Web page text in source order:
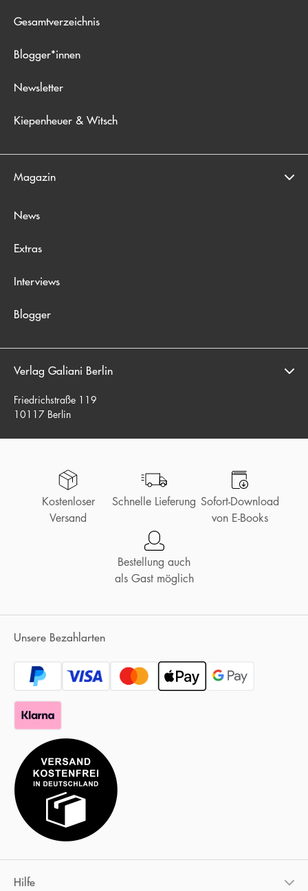
Gesamtverzeichnis
Blogger*innen
Newsletter
Kiepenheuer & Witsch
Magazin
News
Extras
Interviews
Blogger
Verlag Galiani Berlin
Friedrichstraße 119
10117 Berlin
Kostenloser
Versand
Schnelle Lieferung Sofort-Download
von E-Books
Bestellung auch
als Gast möglich
Unsere Bezahlarten
Hilfe